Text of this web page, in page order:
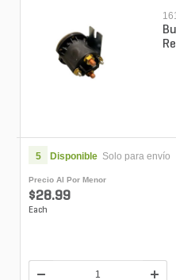
5 Disponible Solo para envío
Precio Al Por Menor
$28.99
Each